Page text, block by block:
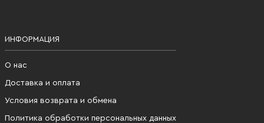
ИНФОРМАЦИЯ
О нас
Доставка и оплата
Условия возврата и обмена
Политика обработки персональных данных